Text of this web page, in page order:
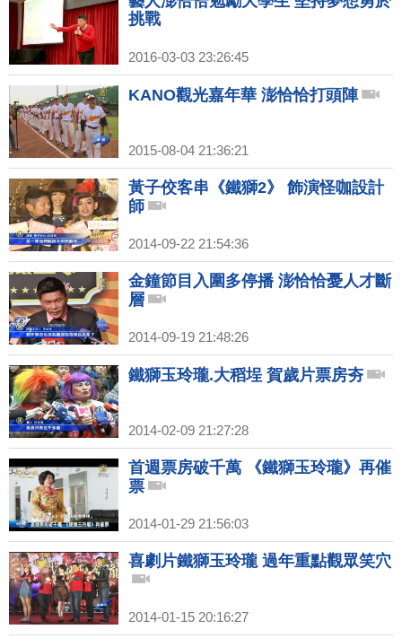
挑戰
2016-03-03 23:26:45
KANO觀光嘉年華 澎恰恰打頭陣
2015-08-04 21:36:21
黃子佼客串《鐵獅2》 飾演怪咖設計
師
2014-09-22 21:54:36
金鐘節目入圍多停播 澎恰恰憂人才斷
層
2014-09-19 21:48:26
鐵獅玉玲瓏.大稻埕 賀歲片票房夯
2014-02-09 21:27:28
首週票房破千萬 《鐵獅玉玲瓏》再催
票
2014-01-29 21:56:03
喜劇片鐵獅玉玲瓏 過年重點觀眾笑穴
2014-01-15 20:16:27